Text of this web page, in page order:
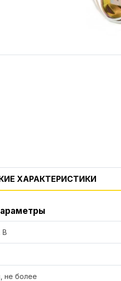
ХАРАКТЕРИСТИКИ
В
не более